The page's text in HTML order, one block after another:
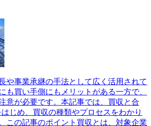
や事業承継の手法として広く活用されて
も買い手側にもメリットがある一方で、
意が必要です。本記事では、買収と合
じめ、買収の種類やプロセスをわかり
この記事のポイント買収とは、対象企業